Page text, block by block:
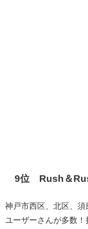
9位 Rush＆
神戸市西区、北区、
ユーザーさんが多数